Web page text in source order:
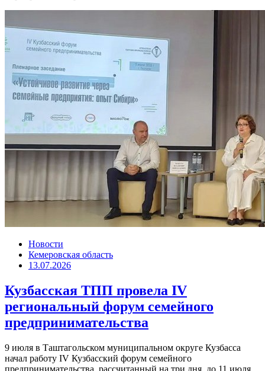
Новости
Кемеровская область
13.07.2026
Кузбасская ТПП провела IV
региональный форум семейного
предпринимательства
9 июля в Таштагольском муниципальном округе Кузбасса
начал работу IV Кузбасский форум семейного
предпринимательства, рассчитанный на три дня, до 11 июля.